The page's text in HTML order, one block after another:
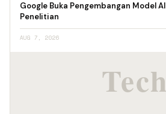
Google Buka Pengembangan Model
Penelitian
AUG 7, 2026